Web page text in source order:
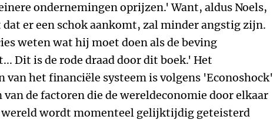
ondernemingen oprijzen.' Want, aldus Noels,
dat er een schok aankomt, zal minder angstig zijn.
weten wat hij moet doen als de beving
Dit is de rode draad door dit boek.' Het
van het financiële systeem is volgens 'Econoshock'
van de factoren die de wereldeconomie door elkaar
wereld wordt momenteel gelijktijdig geteisterd